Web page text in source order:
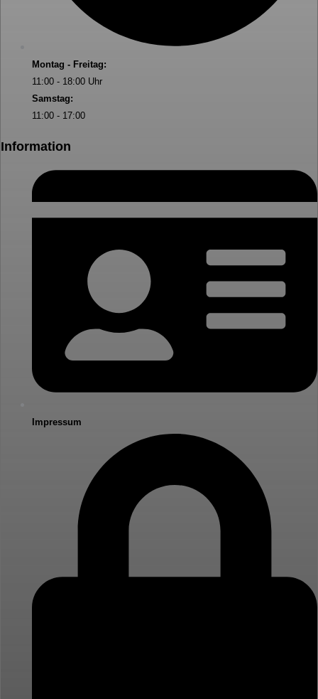
Montag - Freitag:
11:00 - 18:00 Uhr
Samstag:
11:00 - 17:00
Information
Impressum